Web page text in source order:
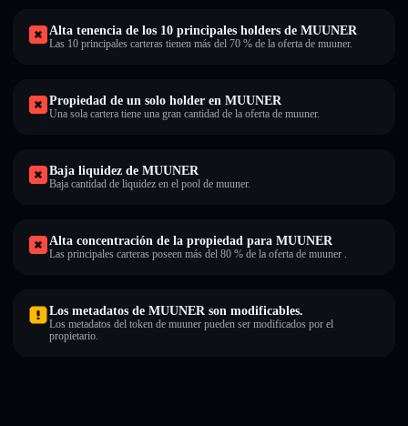
Alta tenencia de los 10 principales holders de MUUNER
Las 10 principales carteras tienen más del 70 % de la oferta de muuner.
Propiedad de un solo holder en MUUNER
Una sola cartera tiene una gran cantidad de la oferta de muuner.
Baja liquidez de MUUNER
Baja cantidad de liquidez en el pool de muuner.
Alta concentración de la propiedad para MUUNER
Las principales carteras poseen más del 80 % de la oferta de muuner .
Los metadatos de MUUNER son modificables.
Los metadatos del token de muuner pueden ser modificados por el
propietario.